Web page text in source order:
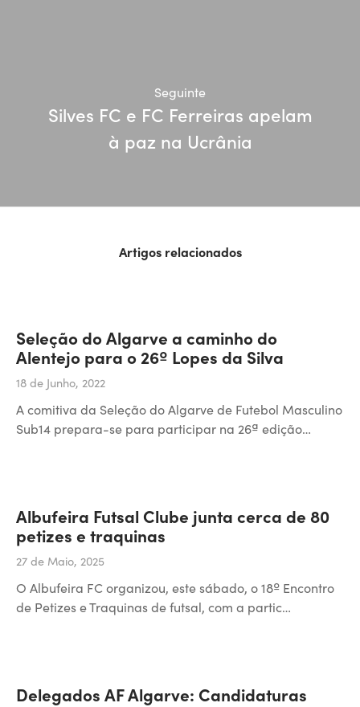
Seguinte
Silves FC e FC Ferreiras apelam
à paz na Ucrânia
Artigos relacionados
Seleção do Algarve a caminho do
Alentejo para o 26º Lopes da Silva
18 de Junho, 2022
A comitiva da Seleção do Algarve de Futebol Masculino
Sub14 prepara-se para participar na 26ª edição…
Albufeira Futsal Clube junta cerca de 80
petizes e traquinas
27 de Maio, 2025
O Albufeira FC organizou, este sábado, o 18º Encontro
de Petizes e Traquinas de futsal, com a partic…
Delegados AF Algarve: Candidaturas